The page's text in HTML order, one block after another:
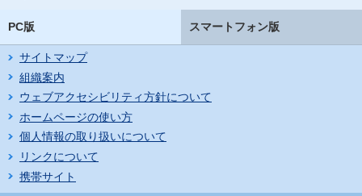
PC版 スマートフォン版
サイトマップ
組織案内
ウェブアクセシビリティ方針について
ホームページの使い方
個人情報の取り扱いについて
リンクについて
携帯サイト